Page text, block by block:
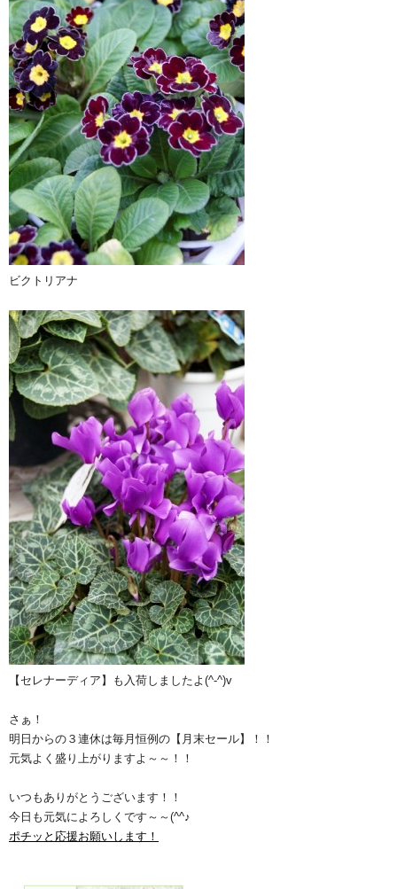
ビクトリアナ
【セレナーディア】も入荷しましたよ(^-^)v
さぁ！
明日からの３連休は毎月恒例の【月末セール】！！
元気よく盛り上がりますよ～～！！
いつもありがとうございます！！
今日も元気によろしくです～～(^^♪
ポチッと応援お願いします！